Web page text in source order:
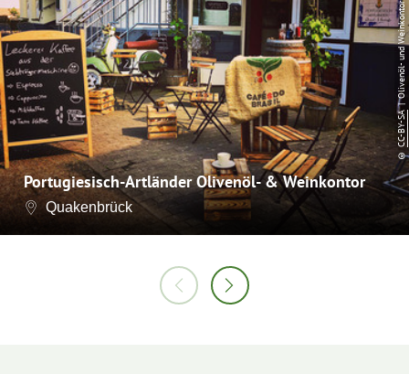
Portugiesisch-Artländer Olivenöl- & Weinkontor
Quakenbrück
©
CC-BY-SA
| Olivenöl- und Weinkontor